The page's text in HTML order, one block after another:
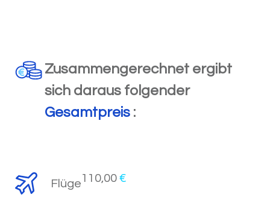
Zusammengerechnet ergibt
sich daraus folgender
Gesamtpreis :
Flüge110,00 €